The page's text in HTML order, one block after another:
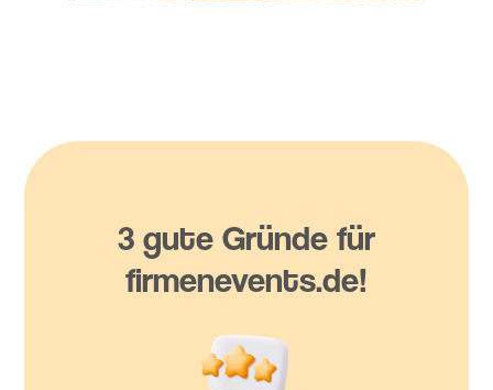
3 gute Gründe für
firmenevents.de!